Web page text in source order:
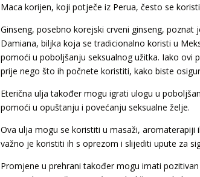
Maca korijen, koji potječe iz Perua, često se
Ginseng, posebno korejski crveni ginseng,
Damiana, biljka koja se tradicionalno koristi u
pomoći u poboljšanju seksualnog užitka. Iako ovi
prije nego što ih počnete koristiti, kako biste
Eterična ulja također mogu igrati ulogu u
pomoći u opuštanju i povećanju seksualne želje.
Ova ulja mogu se koristiti u masaži,
važno je koristiti ih s oprezom i slijediti upute za
Promjene u prehrani također mogu imati